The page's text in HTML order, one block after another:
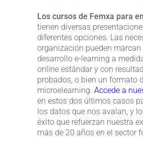
Los cursos de Femxa para
tienen diversas
diferentes opciones. Las
organización pueden marcan
desarrollo e-learning a
online estándar y con
probados, o bien un formato
microelearning. Accede a
en estos dos últimos casos
los datos que nos avalan, y
éxito que refuerzan nuestra
más de 20 años en el sector